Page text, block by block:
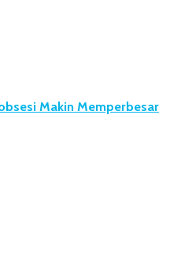
Makin Memperbesar